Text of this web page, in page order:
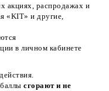
акциях, распродажах и
«KIT» и другие,
в личном кабинете
сгорают и не